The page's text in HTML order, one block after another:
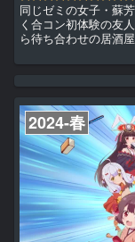
同じゼミの女子・蘇
く合コン初体験の友
ら待ち合わせの居酒
メンな３人の姿が。
2024-春